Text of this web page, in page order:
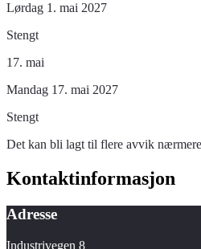
Lørdag 1. mai 2027
Stengt
17. mai
Mandag 17. mai 2027
Stengt
Det kan bli lagt til flere avvik
Kontaktinformasjon
Adresse
Industrivegen 8